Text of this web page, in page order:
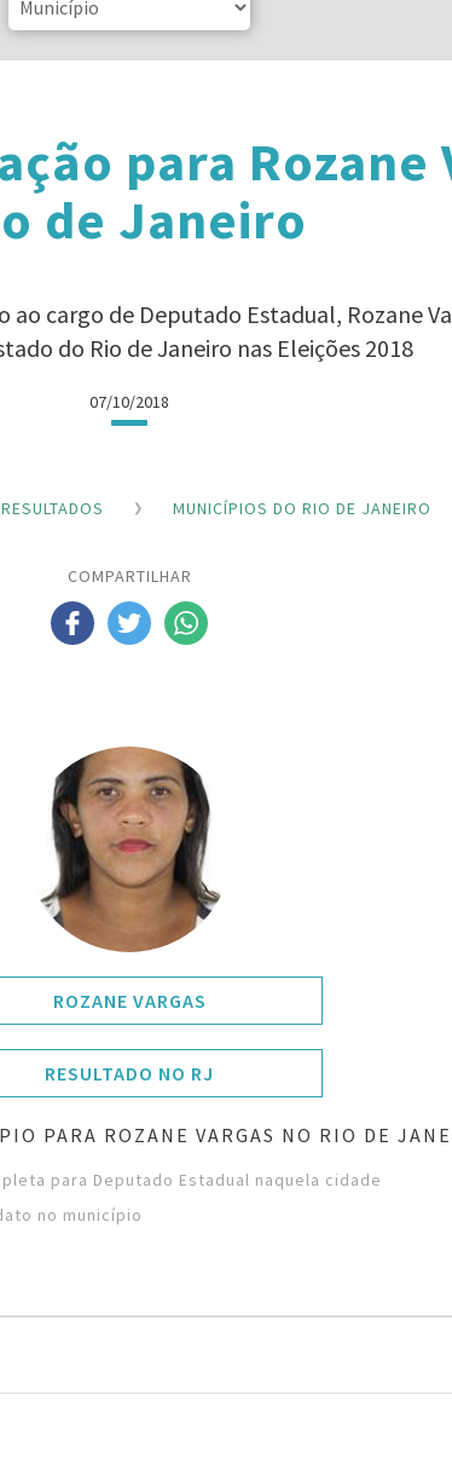
para Rozane
de Janeiro
cargo de Deputado Estadual, Rozane
do Rio de Janeiro nas Eleições 2018
07/10/2018
RESULTADOS MUNICÍPIOS DO RIO DE JANEIRO
COMPARTILHAR
ROZANE VARGAS
RESULTADO NO RJ
PARA ROZANE VARGAS NO RIO DE
para Deputado Estadual naquela cidade
no município